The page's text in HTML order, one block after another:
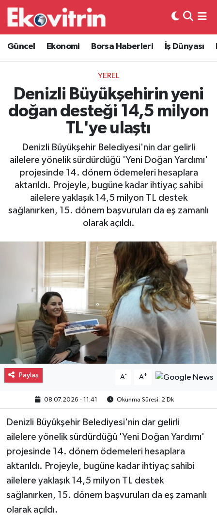
Güncel Ekonomi Borsa Haberleri İş Dünyası
YEREL
Denizli Büyükşehirin yeni
doğan desteği 14,5 milyon
TL'ye ulaştı
Denizli Büyükşehir Belediyesi'nin dar gelirli
ailelere yönelik sürdürdüğü 'Yeni Doğan Yardımı'
projesinde 14. dönem ödemeleri hesaplara
aktarıldı. Projeyle, bugüne kadar ihtiyaç sahibi
ailelere yaklaşık 14,5 milyon TL destek
sağlanırken, 15. dönem başvuruları da eş zamanlı
olarak açıldı.
Paylaş A- A+
08.07.2026 - 11:41 Okunma Süresi: 2 Dk
Denizli Büyükşehir Belediyesi'nin dar gelirli
ailelere yönelik sürdürdüğü 'Yeni Doğan Yardımı'
projesinde 14. dönem ödemeleri hesaplara
aktarıldı. Projeyle, bugüne kadar ihtiyaç sahibi
ailelere yaklaşık 14,5 milyon TL destek
sağlanırken, 15. dönem başvuruları da eş zamanlı
olarak açıldı.
Güncel
Ekonomi
Borsa Haberleri
İş Dünyası
Otovitrin
Asayiş
Magazin
Eğitim
Hava Durumu
Trafik Durumu
Süper Lig Puan Durumu ve Fikstür
Tüm Manşetler
Son Dakika Haberleri
Haber Arşivi